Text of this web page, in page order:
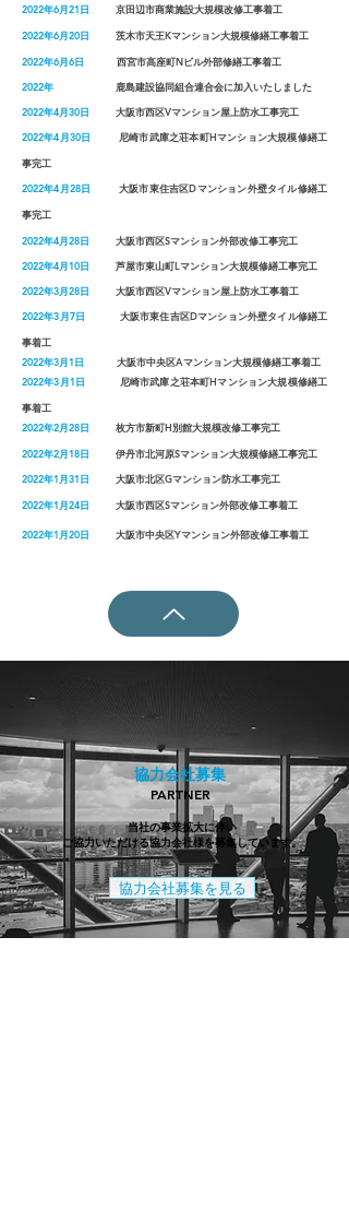
2022年6月21日 京田辺市商業施設大規模改修工事着工
2022年6月20日 茨木市天王Kマンション大規模修繕工事着工
2022年6月6日 西宮市高座町Nビル外部修繕工事着工
2022年 鹿島建設協同組合連合会に加入いたしました
2022年4月30日 大阪市西区Vマンション屋上防水工事完工
2022年4月30日 尼崎市武庫之荘本町Hマンション大規模修繕工
事完工
2022年4月28日 大阪市東住吉区Dマンション外壁タイル修繕工
事完工
2022年3月1日 大阪市中央区Aマンション大規模修繕工事着工
2022年3月1日
尼崎市武庫之荘本町Hマンション大規模修繕工
事着工
2022年2月28日 枚方市新町H別館大規模改修工事完工
2022年4月28日 大阪市西区Sマンション外部改修工事完工
2022年4月10日 芦屋市東山町Lマンション大規模修繕工事完工
2022年3月28日 大阪市西区Vマンション屋上防水工事着工
2022年3月7日 大阪市東住吉区Dマンション外壁タイル修繕工
事着工
2022年2月18日 伊丹市北河原Sマンション大規模修繕工事完工
2022年1月31日 大阪市北区Gマンション防水工事完工
2022年1月24日 大阪市西区Sマンション外部改修工事着工
2022年1月20日 大阪市中央区Yマンション外部改修工事着工
協力会社募集を見る
協力会社募集
PARTNER
当社の事業拡大に伴い
ご協力いただける協力会社様を募集しています。